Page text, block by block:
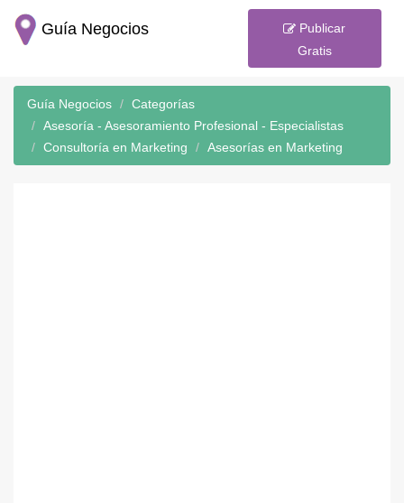
Guía Negocios
Publicar
Gratis
Guía Negocios
Categorías
Asesoría - Asesoramiento Profesional - Especialistas
Consultoría en Marketing
Asesorías en Marketing